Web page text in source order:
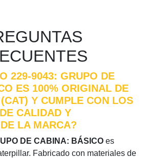
229-9043: GRUPO DE
ES 100% ORIGINAL DE
Y CUMPLE CON LOS
CALIDAD Y
LA MARCA?
DE CABINA: BÁSICO es
Fabricado con materiales de